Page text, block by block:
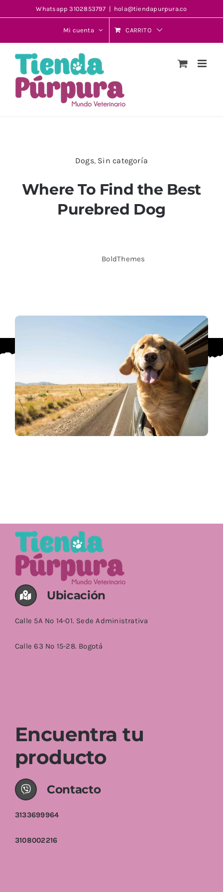
al
Whatsapp 3102853797 | hola@tiendapurpura.co
Mi cuenta CARRITO
Dogs, Sin categoría
Where To Find the Best
Purebred Dog
BoldThemes
Ubicación
Calle 5A No 14-01. Sede Administrativa
Calle 63 No 15-28. Bogotá
Encuentra tu
producto
Contacto
3133699964
3108002216